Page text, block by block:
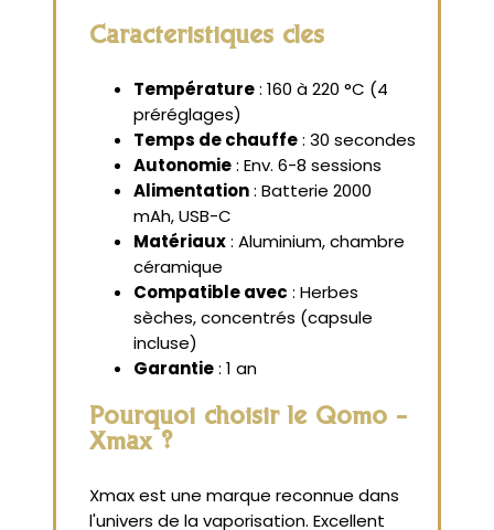
Caractéristiques clés
Température: 160 à 220 °C (4
préréglages)
Temps de chauffe: 30 secondes
Autonomie: Env. 6-8 sessions
Alimentation: Batterie 2000
mAh, USB-C
Matériaux: Aluminium, chambre
céramique
Compatible avec : Herbes
sèches, concentrés (capsule
incluse)
Garantie: 1 an
Pourquoi choisir le Qomo -
Xmax ?
Xmax est une marque reconnue dans
l'univers de la vaporisation. Excellent